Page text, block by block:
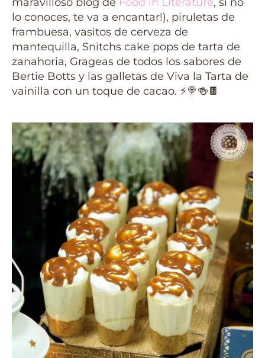
lo conoces, te va a encantar!), piruletas de
frambuesa, vasitos de cerveza de
mantequilla, Snitchs cake pops de tarta de
zanahoria, Grageas de todos los sabores de
Bertie Botts y las galletas de Viva la Tarta de
vainilla con un toque de cacao. ⚡🍭🍻🍫